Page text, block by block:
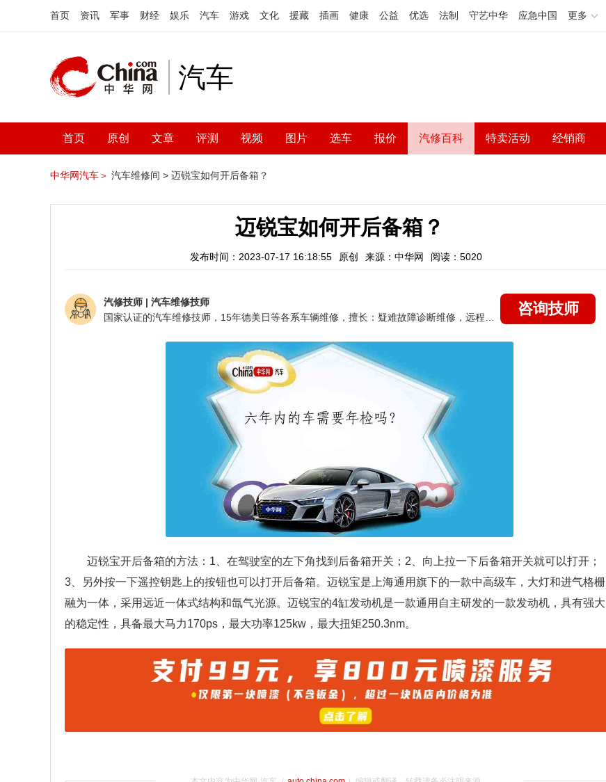
首页 资讯 军事 财经 娱乐 汽车 游戏 文化 援藏 插画 健康 公益 优选 法制 守艺中华 应急中国 更多
汽车
首页 原创 文章 评测 视频 图片 选车 报价 汽修百科 特卖活动 经销商
中华网汽车＞ 汽车维修间 > 迈锐宝如何开后备箱？
迈锐宝如何开后备箱？
发布时间：2023-07-17 16:18:55 原创 来源：中华网 阅读：5020
汽修技师 | 汽车维修技师
咨询技师
迈锐宝开后备箱的方法：1、在驾驶室的左下角找到后备箱开关；2、向上拉一下后备箱开关就可以打开；
3、另外按一下遥控钥匙上的按钮也可以打开后备箱。迈锐宝是上海通用旗下的一款中高级车，大灯和进气格栅
融为一体，采用远近一体式结构和氙气光源。迈锐宝的4缸发动机是一款通用自主研发的一款发动机，具有强大
的稳定性，具备最大马力170ps，最大功率125kw，最大扭矩250.3nm。